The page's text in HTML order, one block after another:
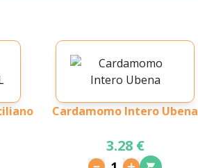
Cardamomo Intero Ubena
3.28 €